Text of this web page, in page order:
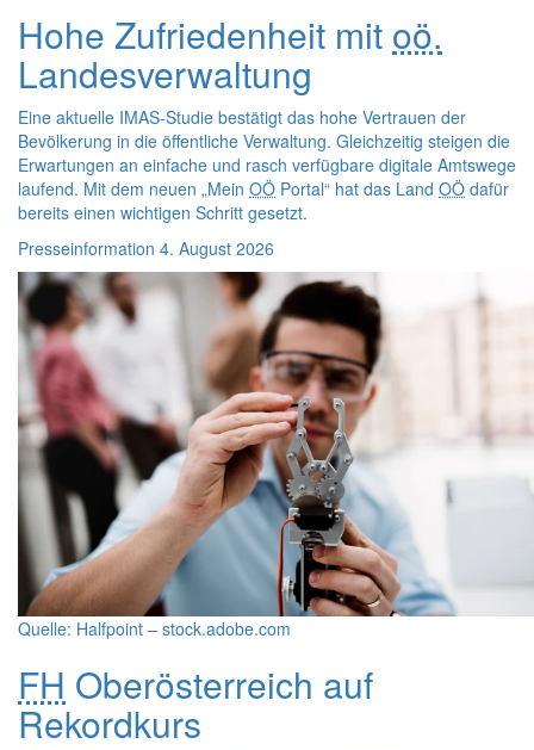
Hohe Zufriedenheit mit oö.
Landesverwaltung
Eine aktuelle IMAS-Studie bestätigt das hohe Vertrauen der
Bevölkerung in die öffentliche Verwaltung. Gleichzeitig steigen die
Erwartungen an einfache und rasch verfügbare digitale Amtswege
laufend. Mit dem neuen „Mein OÖ Portal“ hat das Land OÖ dafür
bereits einen wichtigen Schritt gesetzt.
Presseinformation 4. August 2026
Quelle: Halfpoint – stock.adobe.com
FH Oberösterreich auf
Rekordkurs